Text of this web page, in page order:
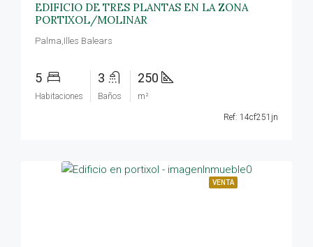
EDIFICIO DE TRES PLANTAS EN LA ZONA
PORTIXOL/MOLINAR
Palma,Illes Balears
5
Habitaciones
3
Baños
250
m²
Ref: 14cf251jn
VENTA